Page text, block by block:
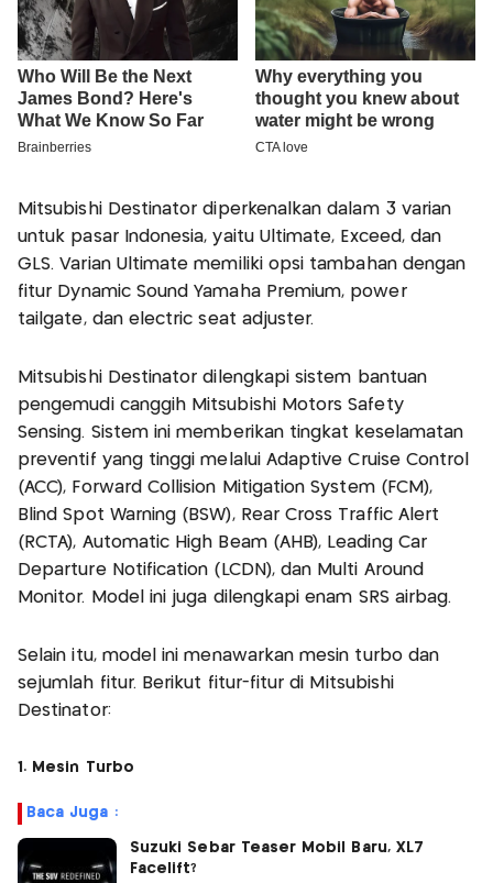
Mitsubishi Destinator diperkenalkan dalam 3 varian
untuk pasar Indonesia, yaitu Ultimate, Exceed, dan
GLS. Varian Ultimate memiliki opsi tambahan dengan
fitur Dynamic Sound Yamaha Premium, power
tailgate, dan electric seat adjuster.
Mitsubishi Destinator dilengkapi sistem bantuan
pengemudi canggih Mitsubishi Motors Safety
Sensing. Sistem ini memberikan tingkat keselamatan
preventif yang tinggi melalui Adaptive Cruise Control
(ACC), Forward Collision Mitigation System (FCM),
Blind Spot Warning (BSW), Rear Cross Traffic Alert
(RCTA), Automatic High Beam (AHB), Leading Car
Departure Notification (LCDN), dan Multi Around
Monitor. Model ini juga dilengkapi enam SRS airbag.
Selain itu, model ini menawarkan mesin turbo dan
sejumlah fitur. Berikut fitur-fitur di Mitsubishi
Destinator:
1. Mesin Turbo
Baca Juga :
Suzuki Sebar Teaser Mobil Baru, XL7
Facelift?